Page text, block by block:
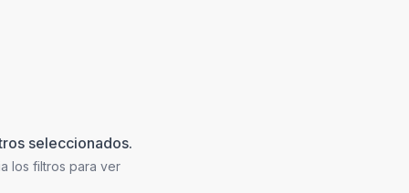
seleccionados.
los filtros para ver